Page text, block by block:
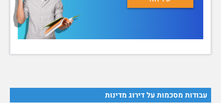
עבודות מסכמות על דירוג מדינות